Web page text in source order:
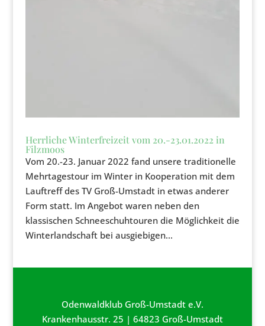
Herrliche Winterfreizeit vom 20.-23.01.2022 in
Filzmoos
Vom 20.-23. Januar 2022 fand unsere traditionelle
Mehrtagestour im Winter in Kooperation mit dem
Lauftreff des TV Groß-Umstadt in etwas anderer
Form statt. Im Angebot waren neben den
klassischen Schneeschuhtouren die Möglichkeit die
Winterlandschaft bei ausgiebigen...
Odenwaldklub Groß-Umstadt e.V.
Krankenhausstr. 25 | 64823 Groß-Umstadt